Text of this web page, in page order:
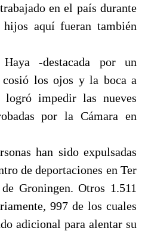
en el país durante
aquí fueran también
-destacada por un
los ojos y la boca a
impedir las nueves
por la Cámara en
han sido expulsadas
de deportaciones en Ter
Groningen. Otros 1.511
997 de los cuales
adicional para alentar su